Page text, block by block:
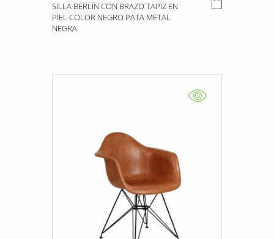
SILLA BERLÍN CON BRAZO TAPIZ EN
PIEL COLOR NEGRO PATA METAL
NEGRA